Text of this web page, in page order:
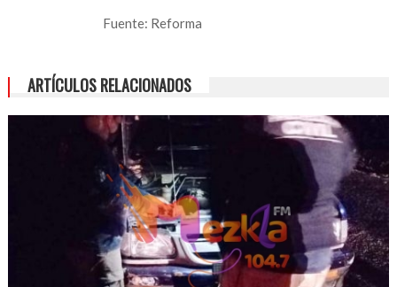
Fuente: Reforma
ARTÍCULOS RELACIONADOS